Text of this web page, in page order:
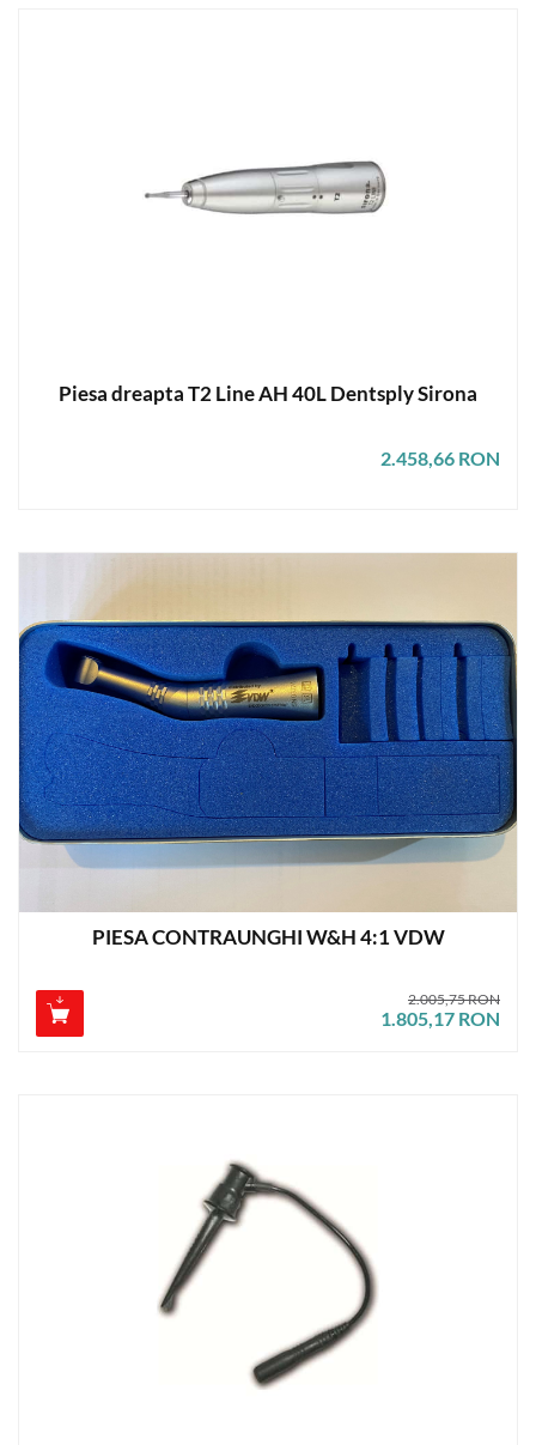
Piesa dreapta T2 Line AH 40L Dentsply Sirona
2.458,66 RON
PIESA CONTRAUNGHI W&H 4:1 VDW
1.805,17 RON
2.005,75 RON